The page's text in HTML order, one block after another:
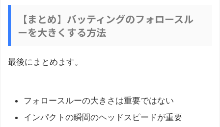
【まとめ】バッティングのフォロースル
ーを大きくする方法
最後にまとめます。
フォロースルーの大きさは重要ではない
インパクトの瞬間のヘッドスピードが重要